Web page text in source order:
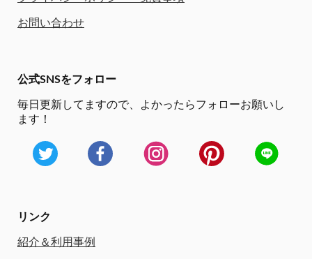
お問い合わせ
公式SNSをフォロー
毎日更新してますので、
よかったらフォローお願いし
ます！
リンク
紹介＆利用事例